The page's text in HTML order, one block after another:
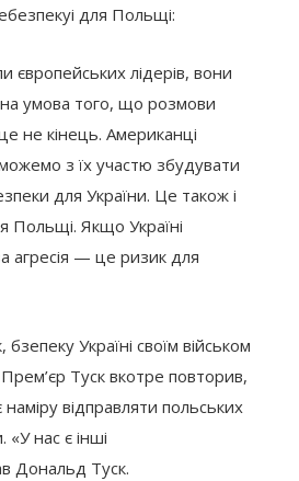
для Польщі:
європейських лідерів, вони
умова того, що розмови
не кінець. Американці
з їх участю збудувати
для України. Це також і
Польщі. Якщо Україні
агресія — це ризик для
Україні своїм військом
Туск вкотре повторив,
відправляти польських
«У нас є інші
Дональд Туск.